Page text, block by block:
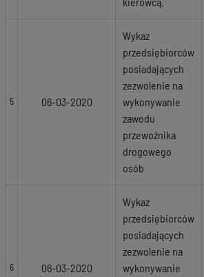
5 06-03-2020
Wykaz
przedsiębiorców
posiadających
zezwolenie na
wykonywanie
zawodu
przewoźnika
drogowego
osób
6 06-03-2020
Wykaz
przedsiębiorców
posiadających
zezwolenie na
wykonywanie